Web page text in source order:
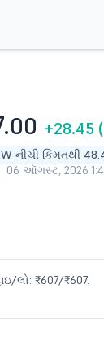
00 +28.45
નીચી કિંમતથી
06 ઑગસ્ટ, 2026
લો: ₹607/₹607.